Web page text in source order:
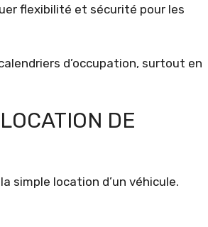
flexibilité et sécurité pour les
d’occupation, surtout en
DE
simple location d’un véhicule.